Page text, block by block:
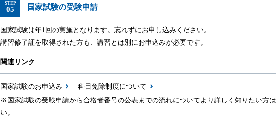
STEP
05 国家試験の受験申請
国家試験は年1回の実施となります。忘れずにお申し込みください。
講習修了証を取得された方も、講習とは別にお申込みが必要です。
関連リンク
国家試験のお申込み
科目免除制度について
※国家試験の受験申請から合格者番号の公表までの流れについてより詳しく知りたい方は
い。